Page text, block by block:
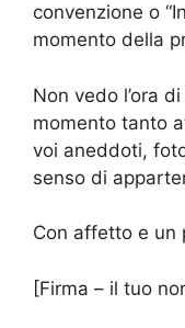
convenzione o
momento della
Non vedo l’ora
momento tanto
voi aneddoti,
senso di
Con affetto e un
[Firma – il tuo